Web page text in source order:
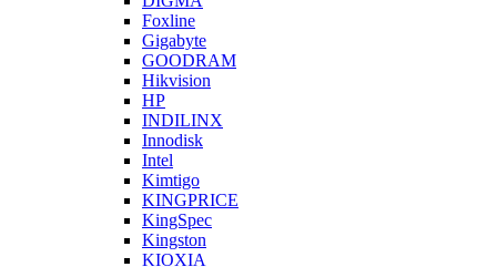
Foxline
Gigabyte
GOODRAM
Hikvision
HP
INDILINX
Innodisk
Intel
Kimtigo
KINGPRICE
KingSpec
Kingston
KIOXIA